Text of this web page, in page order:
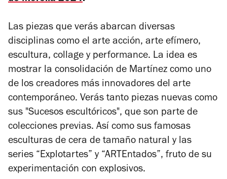
Las piezas que verás abarcan diversas
disciplinas como el arte acción, arte efímero,
escultura, collage y performance. La idea es
mostrar la consolidación de Martínez como uno
de los creadores más innovadores del arte
contemporáneo. Verás tanto piezas nuevas como
sus "Sucesos escultóricos", que son parte de
colecciones previas. Así como sus famosas
esculturas de cera de tamaño natural y las
series “Explotartes” y “ARTEntados”, fruto de su
experimentación con explosivos.